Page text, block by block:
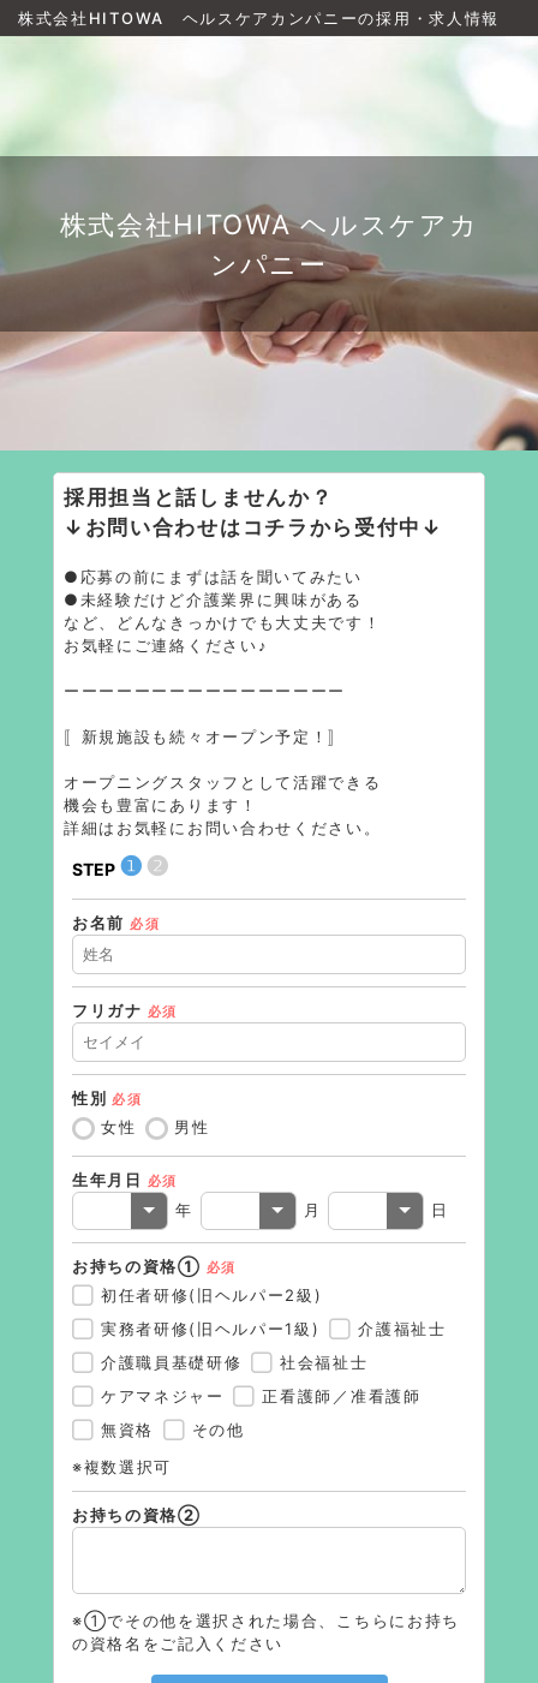
株式会社HITOWA ヘルスケアカンパニーの採用・求人情報
株式会社HITOWA ヘルスケアカ
ンパニー
採用担当と話しませんか？
↓お問い合わせはコチラから受付中↓
●応募の前にまずは話を聞いてみたい
●未経験だけど介護業界に興味がある
など、どんなきっかけでも大丈夫です！
お気軽にご連絡ください♪
ーーーーーーーーーーーーーーーー
〚新規施設も続々オープン予定！〛
オープニングスタッフとして活躍できる
機会も豊富にあります！
詳細はお気軽にお問い合わせください。
STEP ❶❷
お名前 必須
フリガナ 必須
性別 必須
女性 男性
生年月日 必須
年 月 日
お持ちの資格① 必須
初任者研修(旧ヘルパー2級)
実務者研修(旧ヘルパー1級)
介護福祉士
介護職員基礎研修
社会福祉士
ケアマネジャー
正看護師／准看護師
無資格
その他
※複数選択可
お持ちの資格②
※①でその他を選択された場合、こちらにお持ち
の資格名をご記入ください